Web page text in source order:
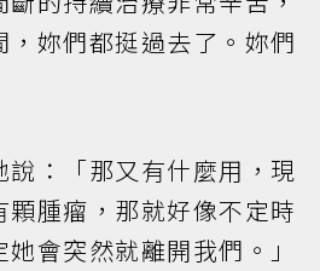
妳們都挺過去了。妳們
：「那又有什麼用，現
腫瘤，那就好像不定時
會突然就離開我們。」